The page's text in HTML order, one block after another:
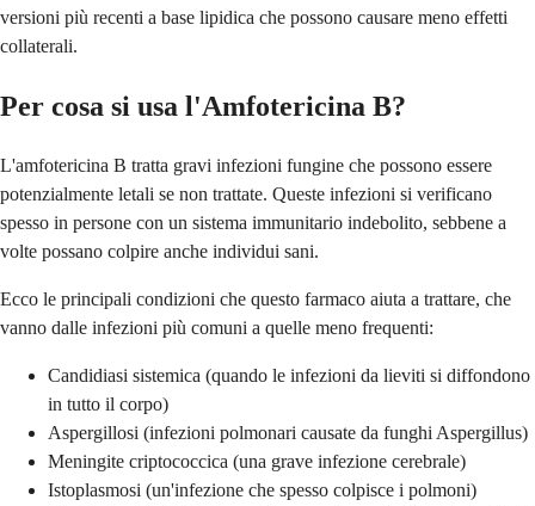
versioni più recenti a base lipidica che possono causare meno effetti
collaterali.
Per cosa si usa l'Amfotericina B?
L'amfotericina B tratta gravi infezioni fungine che possono essere
potenzialmente letali se non trattate. Queste infezioni si verificano
spesso in persone con un sistema immunitario indebolito, sebbene a
volte possano colpire anche individui sani.
Ecco le principali condizioni che questo farmaco aiuta a trattare, che
vanno dalle infezioni più comuni a quelle meno frequenti:
Candidiasi sistemica (quando le infezioni da lieviti si diffondono
in tutto il corpo)
Aspergillosi (infezioni polmonari causate da funghi Aspergillus)
Meningite criptococcica (una grave infezione cerebrale)
Istoplasmosi (un'infezione che spesso colpisce i polmoni)